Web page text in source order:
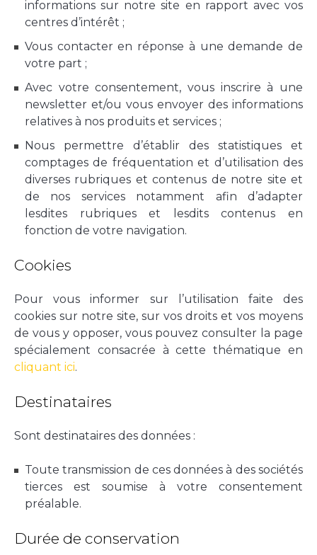
informations sur notre site en rapport avec vos
centres d’intérêt ;
Vous contacter en réponse à une demande de
votre part ;
Avec votre consentement, vous inscrire à une
newsletter et/ou vous envoyer des informations
relatives à nos produits et services ;
Nous permettre d’établir des statistiques et
comptages de fréquentation et d’utilisation des
diverses rubriques et contenus de notre site et
de nos services notamment afin d’adapter
lesdites rubriques et lesdits contenus en
fonction de votre navigation.
Cookies
Pour vous informer sur l’utilisation faite des
cookies sur notre site, sur vos droits et vos moyens
de vous y opposer, vous pouvez consulter la page
spécialement consacrée à cette thématique en
cliquant ici.
Destinataires
Sont destinataires des données :
Toute transmission de ces données à des sociétés
tierces est soumise à votre consentement
préalable.
Durée de conservation